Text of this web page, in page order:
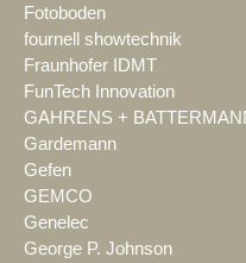
Fotoboden
fournell showtechnik
Fraunhofer IDMT
FunTech Innovation
GAHRENS +
Gardemann
Gefen
GEMCO
Genelec
George P. Johnson